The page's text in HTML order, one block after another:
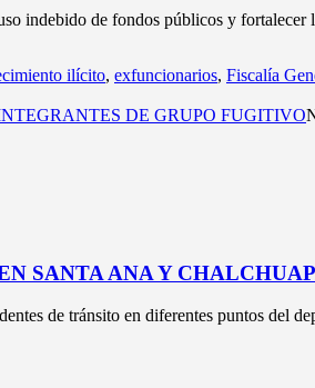
indebido de fondos públicos y
ilícito, exfuncionarios, Fiscalía
DE GRUPO FUGITIVO
SANTA ANA Y
de tránsito en diferentes puntos del